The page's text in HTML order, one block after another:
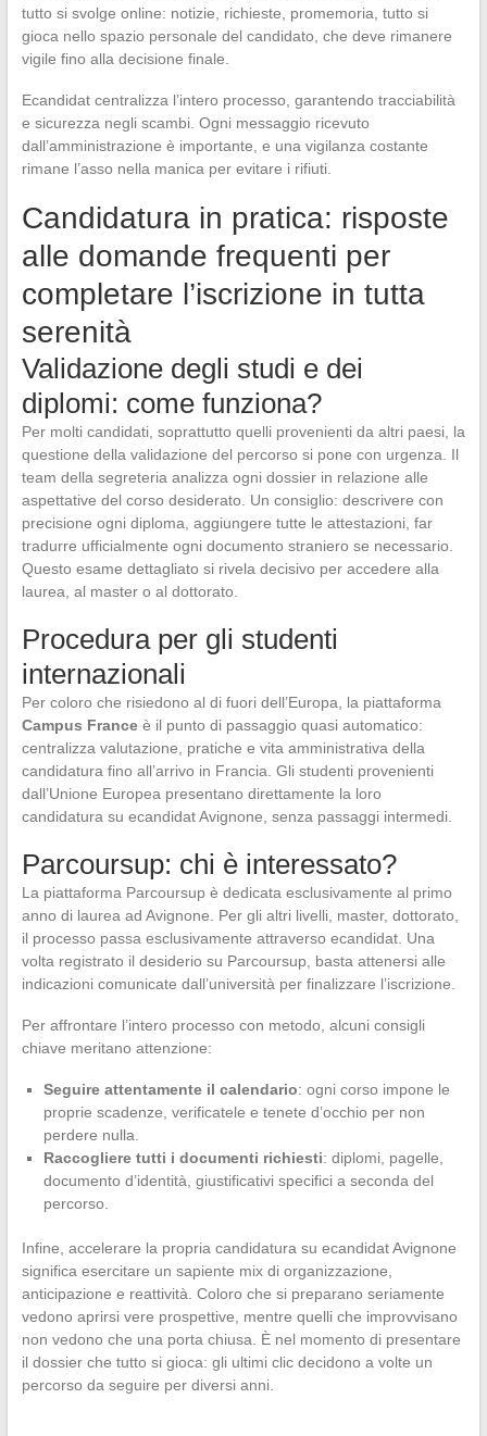
tutto si svolge online: notizie, richieste, promemoria, tutto si
gioca nello spazio personale del candidato, che deve rimanere
vigile fino alla decisione finale.
Ecandidat centralizza l’intero processo, garantendo tracciabilità
e sicurezza negli scambi. Ogni messaggio ricevuto
dall’amministrazione è importante, e una vigilanza costante
rimane l’asso nella manica per evitare i rifiuti.
Candidatura in pratica: risposte
alle domande frequenti per
completare l’iscrizione in tutta
serenità
Validazione degli studi e dei
diplomi: come funziona?
Per molti candidati, soprattutto quelli provenienti da altri paesi, la
questione della validazione del percorso si pone con urgenza. Il
team della segreteria analizza ogni dossier in relazione alle
aspettative del corso desiderato. Un consiglio: descrivere con
precisione ogni diploma, aggiungere tutte le attestazioni, far
tradurre ufficialmente ogni documento straniero se necessario.
Questo esame dettagliato si rivela decisivo per accedere alla
laurea, al master o al dottorato.
Procedura per gli studenti
internazionali
Per coloro che risiedono al di fuori dell’Europa, la piattaforma
Campus Franceè il punto di passaggio quasi automatico:
centralizza valutazione, pratiche e vita amministrativa della
candidatura fino all’arrivo in Francia. Gli studenti provenienti
dall’Unione Europea presentano direttamente la loro
candidatura su ecandidat Avignone, senza passaggi intermedi.
Parcoursup: chi è interessato?
La piattaforma Parcoursup è dedicata esclusivamente al primo
anno di laurea ad Avignone. Per gli altri livelli, master, dottorato,
il processo passa esclusivamente attraverso ecandidat. Una
volta registrato il desiderio su Parcoursup, basta attenersi alle
indicazioni comunicate dall’università per finalizzare l’iscrizione.
Per affrontare l’intero processo con metodo, alcuni consigli
chiave meritano attenzione:
Seguire attentamente il calendario: ogni corso impone le
proprie scadenze, verificatele e tenete d’occhio per non
perdere nulla.
Raccogliere tutti i documenti richiesti: diplomi, pagelle,
documento d’identità, giustificativi specifici a seconda del
percorso.
Infine, accelerare la propria candidatura su ecandidat Avignone
significa esercitare un sapiente mix di organizzazione,
anticipazione e reattività. Coloro che si preparano seriamente
vedono aprirsi vere prospettive, mentre quelli che improvvisano
non vedono che una porta chiusa. È nel momento di presentare
il dossier che tutto si gioca: gli ultimi clic decidono a volte un
percorso da seguire per diversi anni.